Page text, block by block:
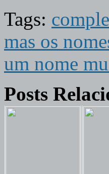
Tags:
mas os
um nome
Posts